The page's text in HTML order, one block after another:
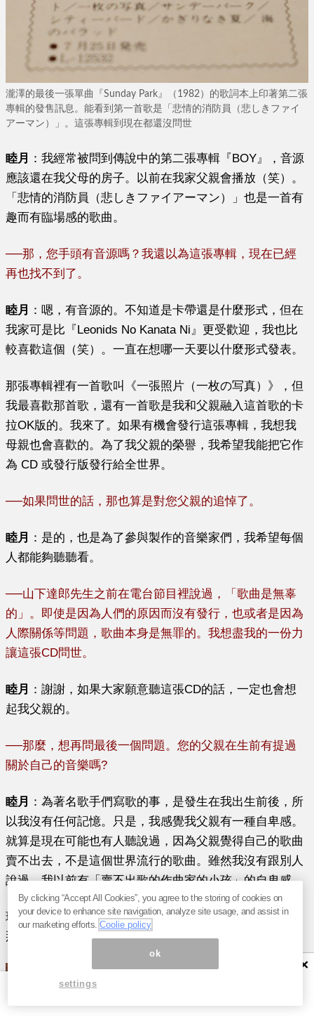
瀧澤的最後一張單曲『Sunday Park』（1982）的歌詞本上印著第二張
專輯的發售訊息。能看到第一首歌是「悲情的消防員（悲しきファイ
アーマン）」。這張專輯到現在都還沒問世
睦月 ：我經常被問到傳說中的第二張專輯『BOY』，音源
應該還在我父母的房子。以前在我家父親會播放（笑）。
「悲情的消防員（悲しきファイアーマン）」也是一首有
趣而有臨場感的歌曲。
──那 ，您手頭有音源嗎？我還以為這張專輯，現在已經
再也找不到了。
睦月 ：嗯，有音源的。不知道是卡帶還是什麼形式，但在
我家可是比 『Leonids No Kanata Ni 』更受歡迎，我也比
較喜歡這個（笑）。一直在想哪一天要以什麼形式發表。
那張專輯裡有一首歌叫《一張照片（一枚の写真）》，但
我最喜歡那首歌，還有一首歌是我和父親融入這首歌的卡
拉OK版的。我來了。如果有機會發行這張專輯，我想我
母親也會喜歡的。為了我父親的榮譽，我希望我能把它作
為 CD 或發行版發行給全世界。
──如果問世的話，那也算是對您父親的追悼了。
睦月 ： 是的，也是為了參與製作的音樂家們，我希望每個
人都能夠聽聽看。
──山下達郎先生之前在電台節目裡說過，「歌曲是無辜
的」。即使是因為人們的原因而沒有發行，也或者是因為
人際關係等問題，歌曲本身是無罪的。我想盡我的一份力
讓這張CD問世。
睦月 ：謝謝，如果大家願意聽這張CD的話，一定也會想
起我父親的。
──那麼，想再問最後一個問題。您的父親在生前有提過
關於自己的音樂嗎?
睦月 ：為著名歌手們寫歌的事，是發生在我出生前後，所
以我沒有任何記憶。只是，我感覺我父親有一種自卑感。
就算是現在可能也有人聽說過，因為父親覺得自己的歌曲
賣不出去，不是這個世界流行的歌曲。雖然我沒有跟別人
說過，我以前有「賣不出歌的作曲家的小孩」的自卑感。
現在想想，跟一首出名的歌都沒有的人比起來，父親能寫
那麼多歌，其實也不算是歌賣不出去（笑）。
×
By clicking “Accept All Cookies”, you agree to the storing of cookies on
your device to enhance site navigation, analyze site usage, and assist in
our marketing efforts.Coolie policy
ok
settings